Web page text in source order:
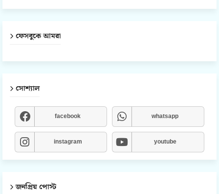
ফেসবুকে আমরা
সোশ্যাল
facebook whatsapp
instagram youtube
জনপ্রিয় পোস্ট